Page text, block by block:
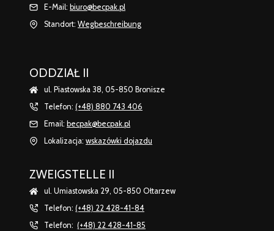
E-Mail: biuro@becpak.pl
Standort: Wegbeschreibung
ODDZIAŁ II
ul. Piastowska 38, 05-850 Bronisze
Telefon: (+48) 880 743 406
Email: becpak@becpak.pl
Lokalizacja: wskazówki dojazdu
ZWEIGSTELLE II
ul. Umiastowska 29, 05-850 Ołtarzew
Telefon: (+48) 22 428-41-84
Telefon: (+48) 22 428-41-85